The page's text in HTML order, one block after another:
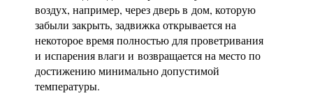
воздух, например, через дверь в дом, которую
забыли закрыть, задвижка открывается на
некоторое время полностью для проветривания
и испарения влаги и возвращается на место по
достижению минимально допустимой
температуры.